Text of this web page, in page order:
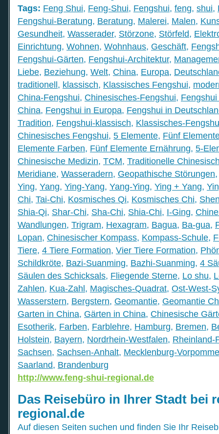
Tags: Feng Shui, Feng-Shui, Fengshui, feng, shui,
Fengshui-Beratung, Beratung, Malerei, Malen,
Gesundheit, Wasserader, Störzone, Störfeld,
Einrichtung, Wohnen, Wohnhaus, Geschäft,
Fengshui-Gärten, Fengshui-Architektur,
Liebe, Beziehung, Welt, China, Europa,
traditionell, klassisch, Klassisches Fengshui,
China-Fengshui, Chinesisches-Fengshui,
China, Fengshui in Europa, Fengshui in
Tradition, Fengshui-klassisch, Klassisches-
Chinesisches Fengshui, 5 Elemente, Fünf
Elemente Farben, Fünf Elemente Ernährung, 5-
Chinesische Medizin, TCM, Traditionelle
Meridiane, Wasseradern, Geopathische Störungen
Ying, Yang, Ying-Yang, Yang-Ying, Ying + Yang,
Chi, Tai-Chi, Kosmisches Qi, Kosmisches Chi,
Shia-Qi, Shar-Chi, Sha-Chi, Shia-Chi, I-Ging,
Wandlungen, Trigram, Hexagram, Bagua, Ba-gua,
Lopan, Chinesischer Kompass, Kompass-Schule,
Tiere, 4 Tiere Formation, Vier Tiere Formation,
Schildkröte, Bazi-Suanming, Bazhi-Suanming, 4
Säulen des Schicksals, Fliegende Sterne, Lo shu,
Zahlen, Kua-Zahl, Magisches-Quadrat, Ost-West-
Wasserstern, Bergstern, Geomantie, Geomantie
Garten in China, Gärten in China, Chinesische
Esotherik, Farben, Farblehre, Hamburg, Bremen,
Holstein, Bayern, Nordrhein-Westfalen, Rheinland-
Sachsen, Sachsen-Anhalt, Mecklenburg-
Saarland, Brandenburg
http://www.feng-shui-regional.de
Das Reisebüro in Ihrer Stadt bei
regional.de
Auf diesen Seiten suchen und finden Sie Ihr